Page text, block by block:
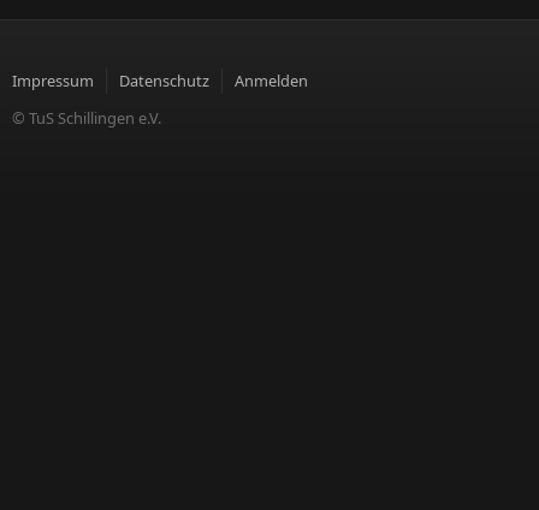
Impressum Datenschutz
Anmelden
© TuS Schillingen e.V.